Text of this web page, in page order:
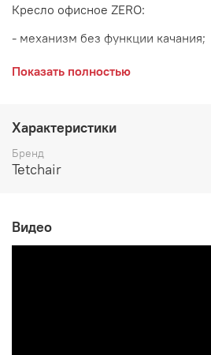
Кресло офисное ZERO:
- механизм без функции качания;
- полиуретановые ролики
Основание:
Показать полностью
Характеристики
Бренд
Tetchair
Видео